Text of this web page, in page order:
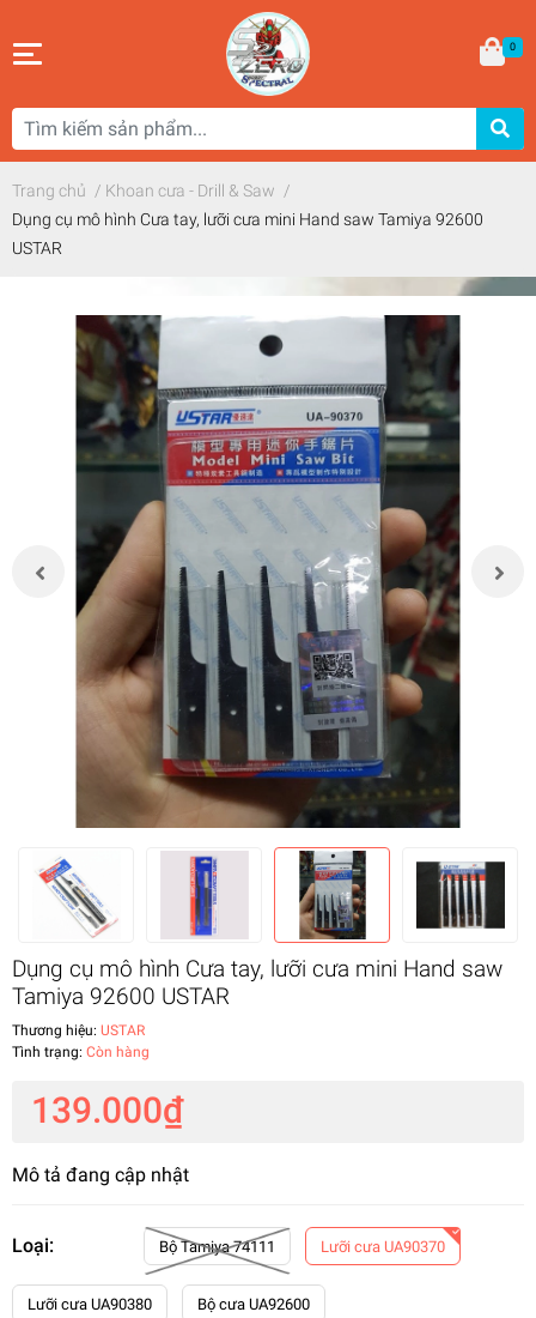
0
Trang chủ / Khoan cưa - Drill & Saw /
Dụng cụ mô hình Cưa tay, lưỡi cưa mini Hand saw Tamiya 92600
USTAR
Dụng cụ mô hình Cưa tay, lưỡi cưa mini Hand saw
Tamiya 92600 USTAR
Thương hiệu: USTAR
Tình trạng: Còn hàng
139.000₫
Mô tả đang cập nhật
Loại: Bộ Tamiya 74111 Lưỡi cưa UA90370
Lưỡi cưa UA90380 Bộ cưa UA92600